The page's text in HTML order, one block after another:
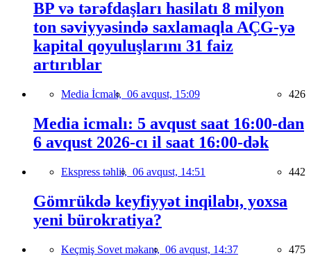
BP və tərəfdaşları hasilatı 8 milyon
ton səviyyəsində saxlamaqla AÇG-yə
kapital qoyuluşlarını 31 faiz
artırıblar
Media İcmalı, 06 avqust, 15:09 426
Media icmalı: 5 avqust saat 16:00-dan
6 avqust 2026-cı il saat 16:00-dək
Ekspress təhlil, 06 avqust, 14:51 442
Gömrükdə keyfiyyət inqilabı, yoxsa
yeni bürokratiya?
Keçmiş Sovet məkanı, 06 avqust, 14:37 475